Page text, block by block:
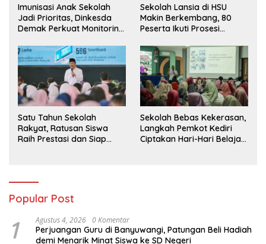
Imunisasi Anak Sekolah
Jadi Prioritas, Dinkesda
Demak Perkuat Monitoring
Sekolah Lansia di HSU
Makin Berkembang, 80
Peserta Ikuti Prosesi
Satu Tahun Sekolah
Rakyat, Ratusan Siswa
Raih Prestasi dan Siap
Sekolah Bebas Kekerasan,
Langkah Pemkot Kediri
Ciptakan Hari-Hari Belajar
Popular Post
1 Agustus 4, 2026 0 Komentar
Perjuangan Guru di Banyuwangi, Patungan Beli Hadiah
demi Menarik Minat Siswa ke SD Negeri